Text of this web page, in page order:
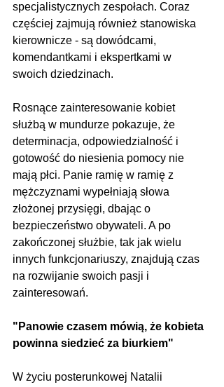
specjalistycznych zespołach. Coraz
częściej zajmują również stanowiska
kierownicze - są dowódcami,
komendantkami i ekspertkami w
swoich dziedzinach.
Rosnące zainteresowanie kobiet
służbą w mundurze pokazuje, że
determinacja, odpowiedzialność i
gotowość do niesienia pomocy nie
mają płci. Panie ramię w ramię z
mężczyznami wypełniają słowa
złożonej przysięgi, dbając o
bezpieczeństwo obywateli. A po
zakończonej służbie, tak jak wielu
innych funkcjonariuszy, znajdują czas
na rozwijanie swoich pasji i
zainteresowań.
"Panowie czasem mówią, że kobieta
powinna siedzieć za biurkiem"
W życiu posterunkowej Natalii